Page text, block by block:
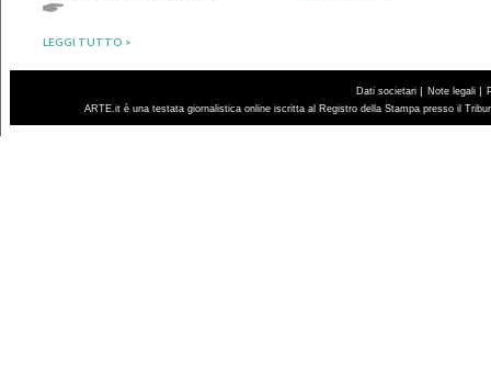
LEGGI TUTTO >
Dati societari | Note legali |
ARTE.it è una testata giornalistica online iscritta al Registro della Stampa presso il